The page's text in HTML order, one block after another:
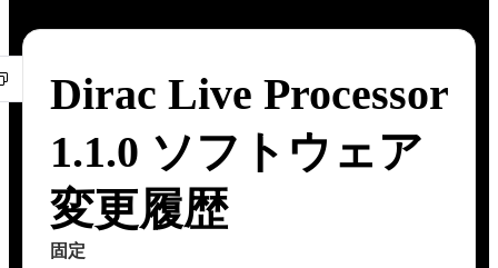
Dirac Live Processor
1.1.0 ソフトウェア
変更履歴
固定